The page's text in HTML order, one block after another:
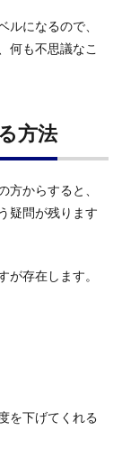
になるので、
何も不思議なこ
方法
方からすると、
疑問が残ります
存在します。
を下げてくれる